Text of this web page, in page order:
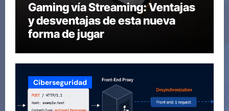
Gaming vía Streaming: Ventajas
y desventajas de esta nueva
forma de jugar
Ciberseguridad